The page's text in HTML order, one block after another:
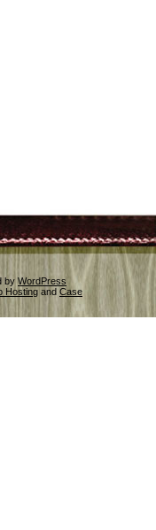
by WordPress
Hosting and Case